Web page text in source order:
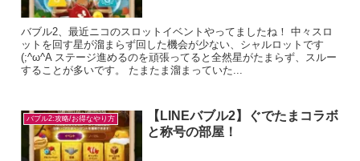
バブル2、最近ニコのスロットイベントやってましたね！ 中々スロ
ットを回す星が溜まらず回した機会が少ない、シャルロットです
(;^ω^A ステージ進めるのを頑張ってると全然星がたまらず、スルー
することが多いです。 たまたま溜まっていた...
バブル2:攻略/お得なやり方
【LINEバブル2】ぐでたまコラボ
と称号の部屋！